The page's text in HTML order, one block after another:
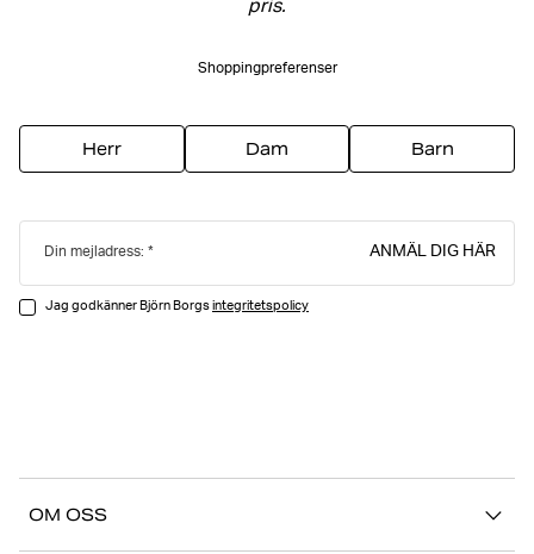
pris.
Shoppingpreferenser
Herr Dam Barn
Din mejladress: ANMÄL DIG HÄR
Jag godkänner Björn Borgsintegritetspolicy
OM OSS